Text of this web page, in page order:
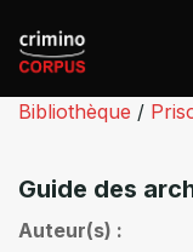
Bibliothèque /
Guide des
Auteur(s)
Panneau de gestion